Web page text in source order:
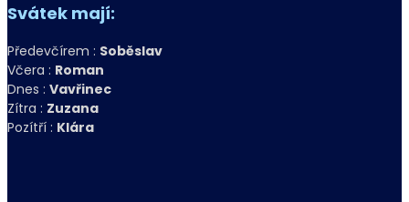
Svátek mají:
Předevčírem : Soběslav
Včera : Roman
Dnes : Vavřinec
Zítra : Zuzana
Pozítří : Klára